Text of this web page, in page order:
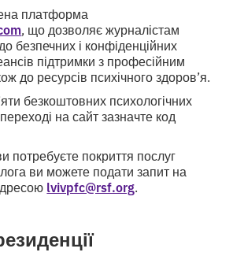
платформа
, що дозволяє журналістам
безпечних і конфіденційних
підтримки з професійним
до ресурсів психічного здоров’я.
безкоштовних психологічних
на сайт зазначте код
потребуєте покриття послуг
ви можете подати запит на
lvivpfc@rsf.org.